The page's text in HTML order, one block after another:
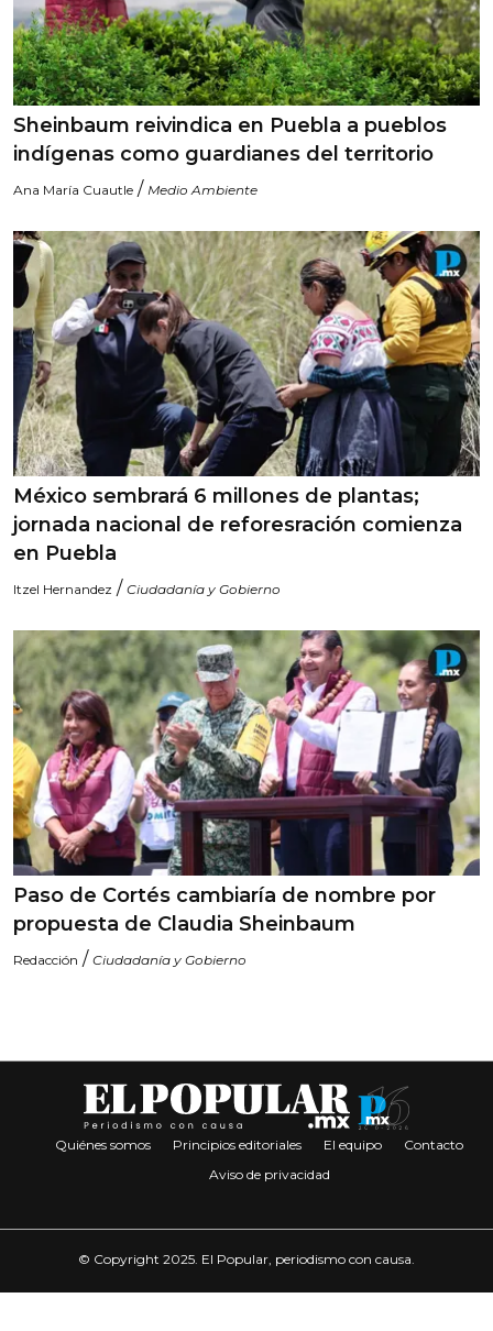
Sheinbaum reivindica en Puebla a pueblos
indígenas como guardianes del territorio
Ana María Cuautle / Medio Ambiente
México sembrará 6 millones de plantas;
jornada nacional de reforesración comienza
en Puebla
Itzel Hernandez / Ciudadanía y Gobierno
Paso de Cortés cambiaría de nombre por
propuesta de Claudia Sheinbaum
Redacción / Ciudadanía y Gobierno
Quiénes somos Principios editoriales El equipo
Contacto
Aviso de privacidad
© Copyright 2025. El Popular, periodismo con causa.